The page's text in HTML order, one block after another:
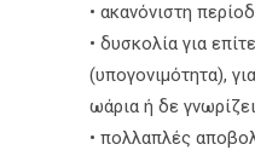
• ακανόνιστη
• δυσκολία για
(υπογονιμότητα),
ωάρια ή δε
• πολλαπλές